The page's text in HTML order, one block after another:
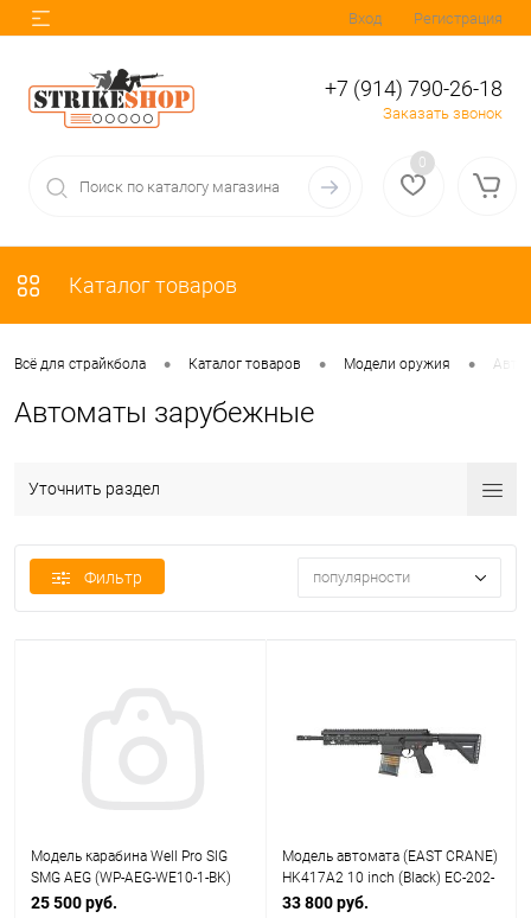
Вход Регистрация
+7 (914) 790-26-18
Заказать звонок
0
Каталог товаров
Всё для страйкбола • Каталог товаров • Модели оружия •
Автоматы зарубежные
Уточнить раздел
Фильтр популярности
Модель карабина Well Pro SIG
SMG AEG (WP-AEG-WE10-1-BK)
25 500 руб.
Модель автомата (EAST CRANE)
HK417A2 10 inch (Black) EC-202-
10
33 800 руб.